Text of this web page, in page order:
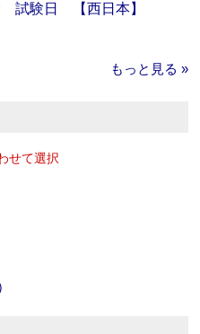
試験日 【西日本】
もっと見る »
せて選択